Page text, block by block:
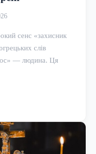
сенс «захисник
слів
— людина. Ця